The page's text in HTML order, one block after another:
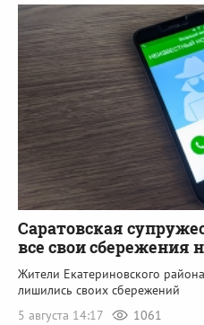
Саратовская
все свои сбережения
Жители Екатериновского
лишились своих сбережений
5 августа 14:17
1061